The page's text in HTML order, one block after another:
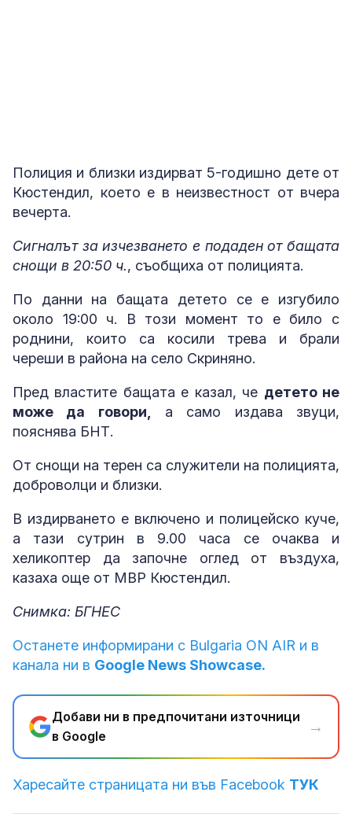
Полиция и близки издирват 5-годишно дете от
Кюстендил, което е в неизвестност от вчера
вечерта.
Сигналът за изчезването е подаден от бащата
снощи в 20:50 ч., съобщиха от полицията.
По данни на бащата детето се е изгубило
около 19:00 ч. В този момент то е било с
роднини, които са косили трева и брали
череши в района на село Скриняно.
Пред властите бащата е казал, че детето не
може да говори,
а само издава звуци,
пояснява БНТ.
От снощи на терен са служители на полицията,
доброволци и близки.
В издирването е включено и полицейско куче,
а тази сутрин в 9.00 часа се очаква и
хеликоптер да започне оглед от въздуха,
казаха още от МВР Кюстендил.
Снимка: БГНЕС
Останете информирани с Bulgaria ON AIR и в
канала ни в Google News Showcase.
Добави ни в предпочитани източници
в Google
→
Харесайте страницата ни във Facebook ТУК